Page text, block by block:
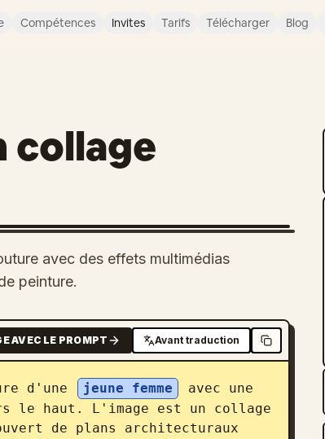
Compétences Invites Tarifs Télécharger Blog
collage
avec des effets multimédias
peinture.
AVEC LE PROMPT Avant traduction
d'une jeune femme
avec une
le haut. L'image est un collage
de plans architecturaux